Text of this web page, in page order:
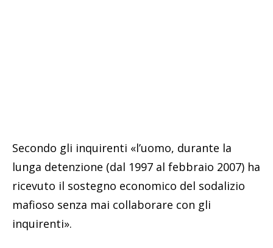
Secondo gli inquirenti «l’uomo, durante la
lunga detenzione (dal 1997 al febbraio 2007) ha
ricevuto il sostegno economico del sodalizio
mafioso senza mai collaborare con gli
inquirenti».